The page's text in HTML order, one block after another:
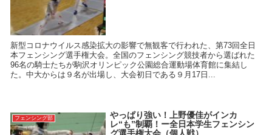
新型コロナウイルス感染拡大の影響で無観客で行われた、第73回全日
本フェンシング選手権大会。全国のフェンシング競技者から選ばれた
96名の騎士たちが駒沢オリンピック公園総合運動場体育館に集結し
た。中大からは９名が出場し、大会初日である９月17日...
フェンシング部
やっぱり強い！上野優佳がインカ
レ“も”制覇！ー全日本学生フェンシン